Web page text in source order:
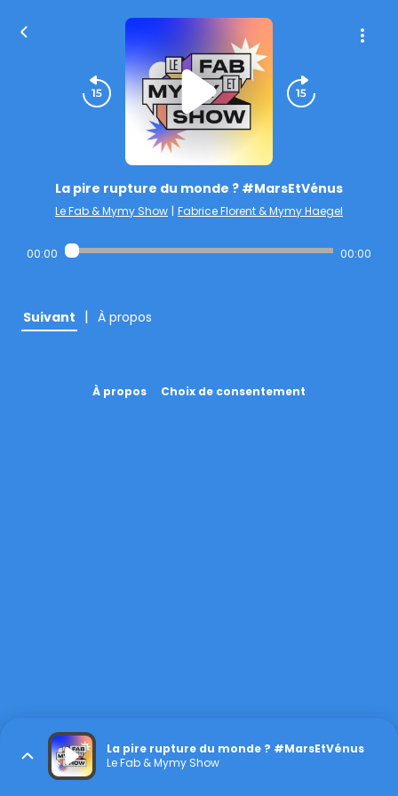
La pire rupture du monde ? #MarsEtVénus
Le Fab & Mymy Show | Fabrice Florent & Mymy Haegel
00:00 00:00
Suivant | À propos
À propos Choix de consentement
La pire rupture du monde ? #MarsEtVénus
Le Fab & Mymy Show